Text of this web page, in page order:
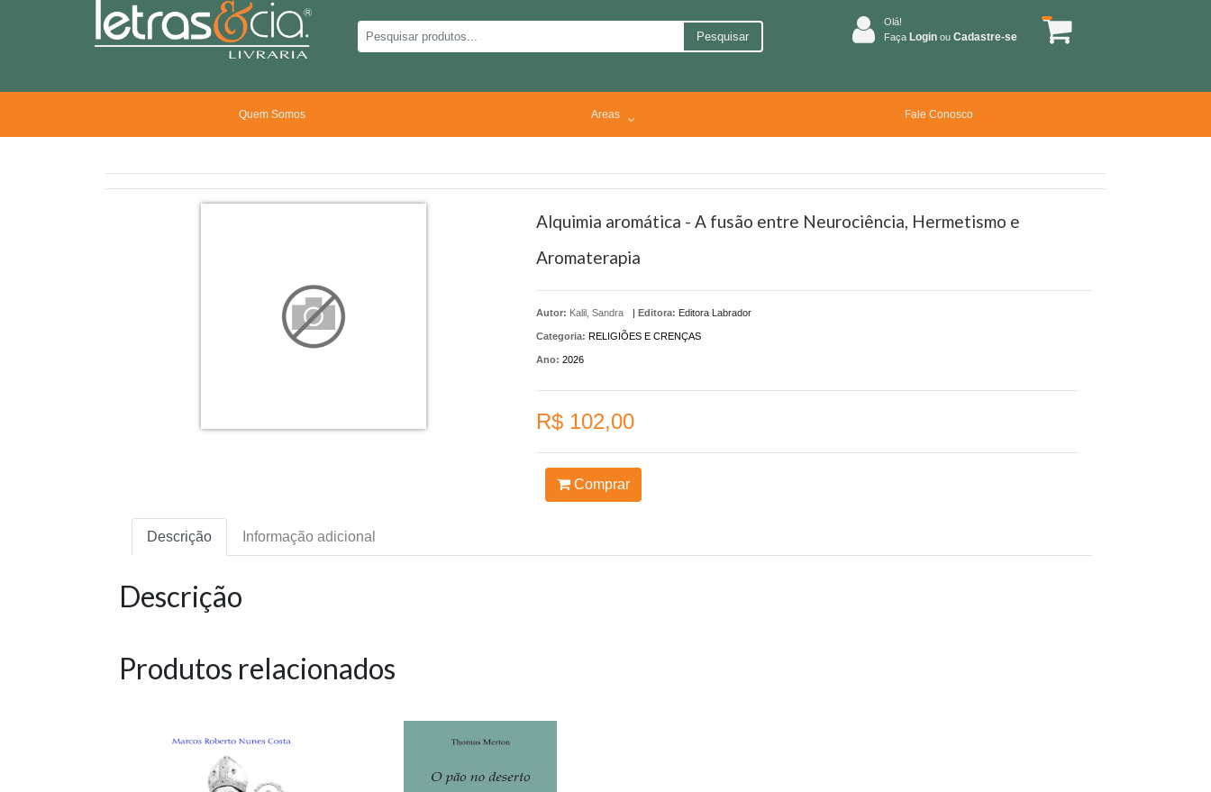
Pesquisar
Olá!
Faça Login ou Cadastre-se
Quem Somos Areas Fale Conosco
Alquimia aromática - A fusão entre Neurociência, Hermetismo e
Aromaterapia
Autor: Kalil, Sandra | Editora: Editora Labrador
Categoria: RELIGIÕES E CRENÇAS
Ano: 2026
R$ 102,00
Comprar
Descrição Informação adicional
Descrição
Produtos relacionados